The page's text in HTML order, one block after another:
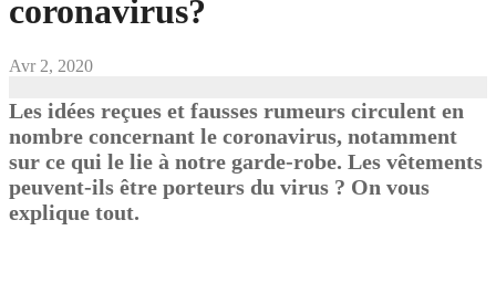
coronavirus?
Avr 2, 2020
Les idées reçues et fausses rumeurs circulent en
nombre concernant le coronavirus, notamment
sur ce qui le lie à notre garde-robe. Les vêtements
peuvent-ils être porteurs du virus ? On vous
explique tout.